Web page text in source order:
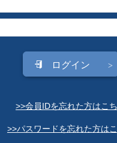
>>会員IDを忘れた方はこ
>>パスワードを忘れた方は